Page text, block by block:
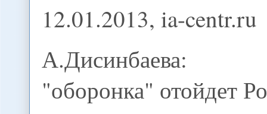
12.01.2013, ia-centr.ru
А.Дисинбаева:
"оборонка" отойдет